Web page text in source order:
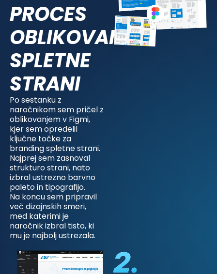
PROCES
OBLIKOVANJA
SPLETNE
STRANI
Po sestanku z
naročnikom sem pričel z
oblikovanjem v Figmi,
kjer sem opredelil
ključne točke za
branding spletne strani.
Najprej sem zasnoval
strukturo strani, nato
izbral ustrezno barvno
paleto in tipografijo.
Na koncu sem pripravil
več dizajnskih smeri,
med katerimi je
naročnik izbral tisto, ki
mu je najbolj ustrezala.